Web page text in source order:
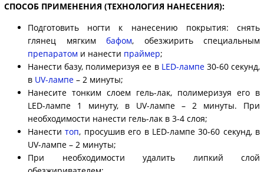
СПОСОБ ПРИМЕНЕНИЯ (ТЕХНОЛОГИЯ НАНЕСЕНИЯ):
Подготовить ногти к нанесению покрытия: снять
глянец мягким бафом, обезжирить специальным
препаратом и нанести праймер;
Нанести базу, полимеризуя ее в LED-лампе30-60 секунд,
в UV-лампе – 2 минуты;
Нанесите тонким слоем гель-лак, полимеризуя его в
LED-лампе 1 минуту, в UV-лампе – 2 минуты. При
необходимости нанести гель-лак в 3-4 слоя;
Нанеститоп, просушив его в LED-лампе 30-60 секунд, в
UV-лампе – 2 минуты;
При необходимости удалить липкий слой